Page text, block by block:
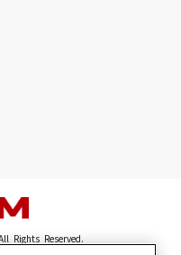
Rights Reserved.